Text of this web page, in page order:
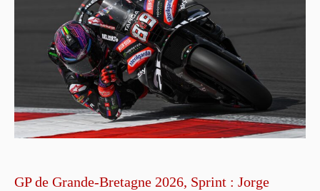
GP de Grande-Bretagne 2026, Sprint : Jorge